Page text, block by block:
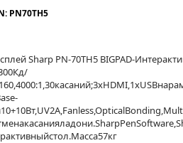
PN70TH5
Sharp PN-70TH5 BIGPAD-